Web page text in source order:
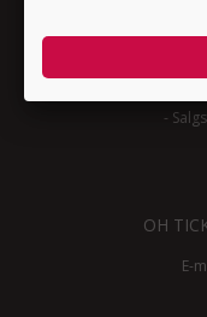
-
OH
E-